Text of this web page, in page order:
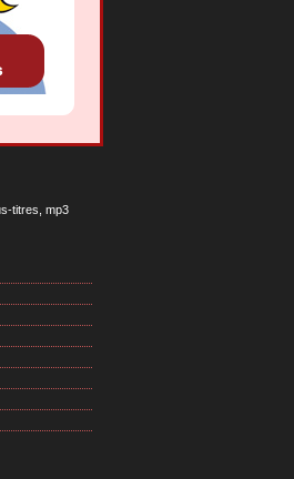
titres, mp3